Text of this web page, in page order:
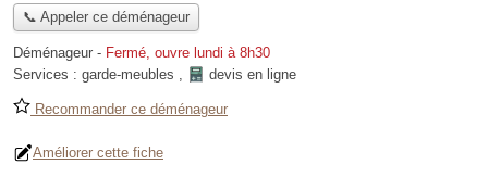
📞 Appeler ce déménageur
Déménageur - Fermé, ouvre lundi à 8h30
Services : garde-meubles , devis en ligne
Recommander ce déménageur
Améliorer cette fiche